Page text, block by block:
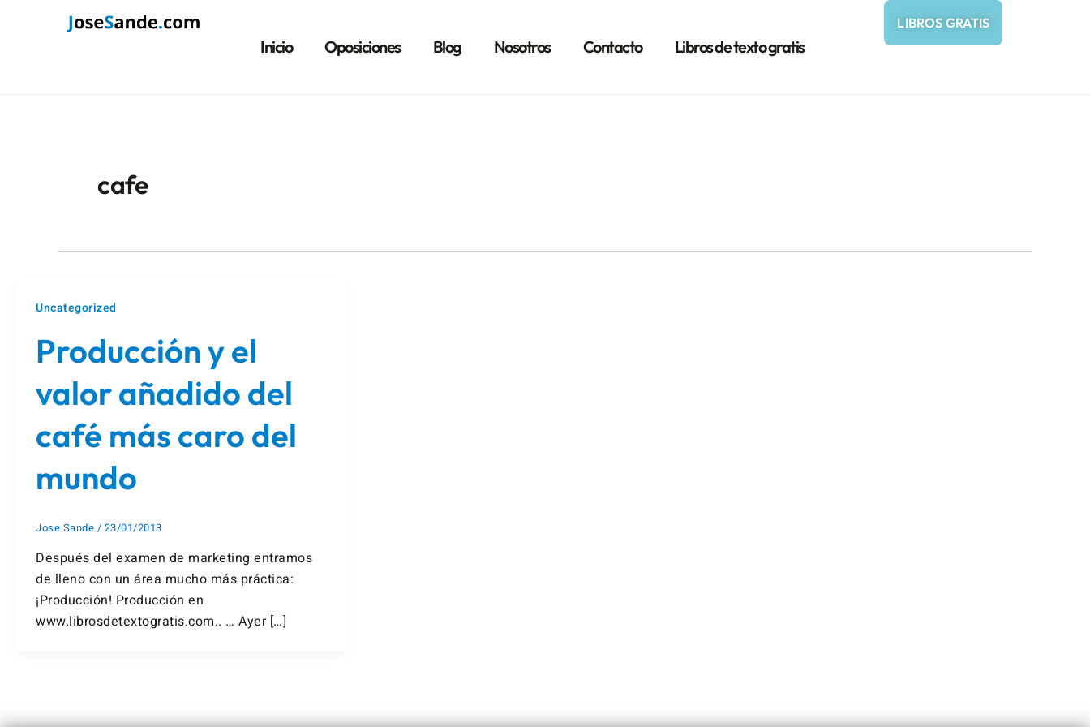
Inicio Oposiciones Blog Nosotros Contacto Libros de texto gratis
LIBROS GRATIS
cafe
Uncategorized
Producción y el
valor añadido del
café más caro del
mundo
Jose Sande / 23/01/2013
Después del examen de marketing entramos
de lleno con un área mucho más práctica:
¡Producción! Producción en
www.librosdetextogratis.com.. … Ayer […]